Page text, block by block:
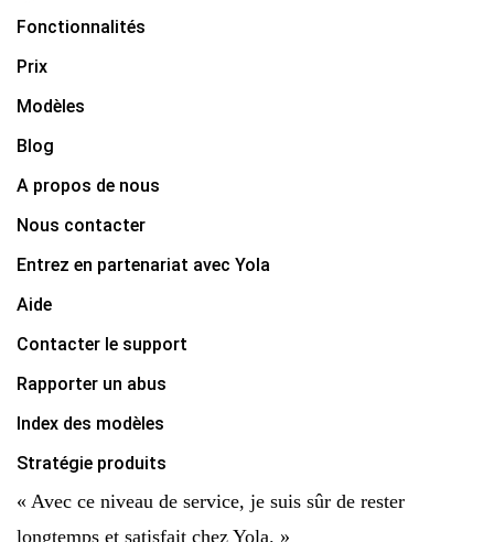
Fonctionnalités
Prix
Modèles
Blog
A propos de nous
Nous contacter
Entrez en partenariat avec Yola
Aide
Contacter le support
Rapporter un abus
Index des modèles
Stratégie produits
« Avec ce niveau de service, je suis sûr de rester
longtemps et satisfait chez Yola. »